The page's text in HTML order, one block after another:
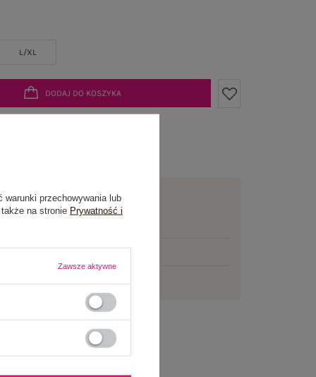
L/XL
DODAJ DO KOSZYKA
od 7,99 zł
warunki przechowywania lub
na stronie Prywatność i
Zawsze aktywne